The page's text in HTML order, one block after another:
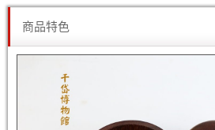
商品特色